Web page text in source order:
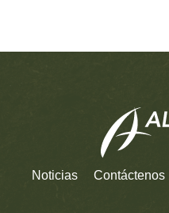
Noticias Contáctenos